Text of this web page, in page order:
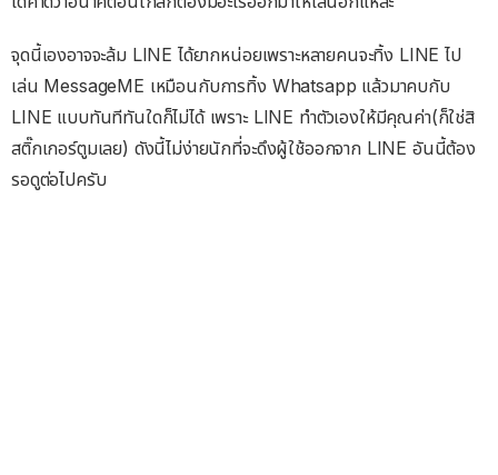
จุดนี้เองอาจจะล้ม LINE ได้ยากหน่อยเพราะหลายคนจะทิ้ง LINE ไป
เล่น MessageME เหมือนกับการทิ้ง Whatsapp แล้วมาคบกับ
LINE แบบทันทีทันใดก็ไม่ได้ เพราะ LINE ทำตัวเองให้มีคุณค่า(ก็ใช่สิ
สติ๊กเกอร์ตูมเลย) ดังนี้ไม่ง่ายนักที่จะดึงผู้ใช้ออกจาก LINE อันนี้ต้อง
รอดูต่อไปครับ